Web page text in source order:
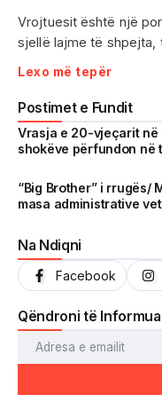
Vrojtuesit është një
sjellë lajme të shpejta,
treguar realitetin pa
ngjarjet e aktualitetit,
qytetare dhe zhvillimet
përditshme të
arritura në një kohë
kthyer në një zë të
Lexo më tepër
Postimet e Fundit
Vrasja e 20-vjeçarit në
shokëve përfundon në
“Big Brother” i rrugës/
masa administrative
Na Ndiqni
Facebook
Qëndroni të